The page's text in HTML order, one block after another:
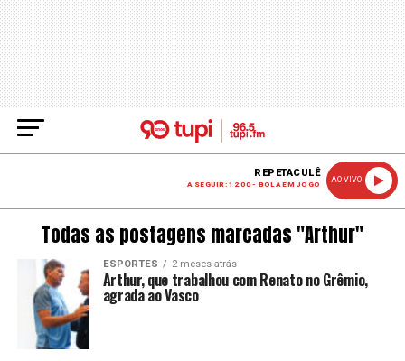
REPETACULÊ
A SEGUIR: 12:00 - BOLA EM JOGO
AO VIVO
Todas as postagens marcadas "Arthur"
ESPORTES 2 meses atrás
Arthur, que trabalhou com Renato no Grêmio,
agrada ao Vasco